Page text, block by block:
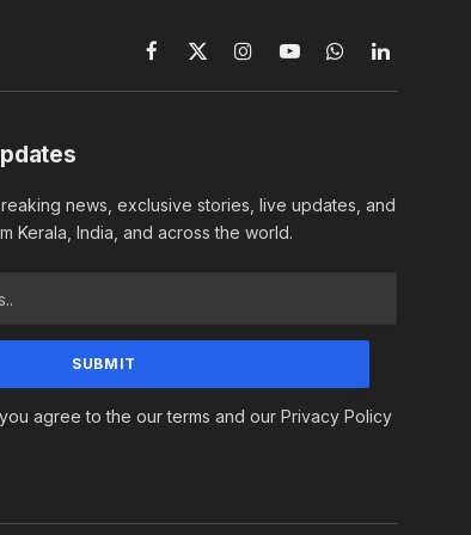
Facebook
X
(Twitter)
InstagramYouTubeWhatsAppLinkedIn
news, exclusive stories, live updates, and
Kerala, India, and across the world.
agree to the our terms and our Privacy Policy